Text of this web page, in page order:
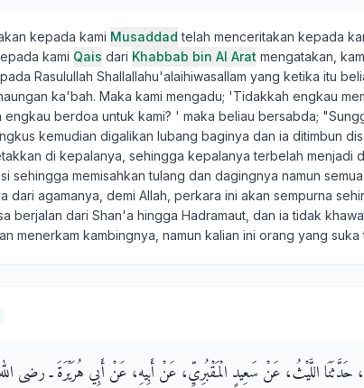
kepada kami Musaddad telah menceritakan kepada
kami Qais dari Khabbab bin Al Arat mengatakan,
Rasulullah Shallallahu'alaihiwasallam yang ketika itu
ka'bah. Maka kami mengadu; 'Tidakkah engkau
engkau berdoa untuk kami? ' maka beliau bersabda;
kemudian digalikan lubang baginya dan ia ditimbun
di kepalanya, sehingga kepalanya terbelah menjadi
sehingga memisahkan tulang dan dagingnya namun
dari agamanya, demi Allah, perkara ini akan sempurna
berjalan dari Shan'a hingga Hadramaut, dan ia tidak
menerkam kambingnya, namun kalian ini orang yang
حَدَّثَنَا اللَّيْثُ، عَنْ سَعِيدٍ الْمَقْبُرِيِّ، عَنْ أَبِيهِ، عَنْ أَبِي هُرَيْرَةَ ـ رضى